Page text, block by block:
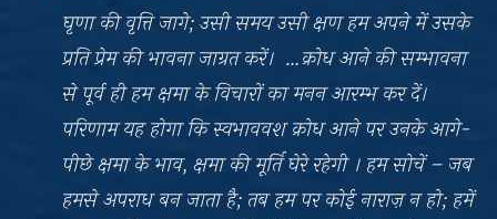
घृणा की वृत्ति जागे; उसी समय उसी क्षण हम अपने में उसके
प्रति प्रेम की भावना जाग्रत करें। …क्रोध आने की सम्भावना
से पूर्व ही हम क्षमा के विचारों का मनन आरम्भ कर दें।
परिणाम यह होगा कि स्वभाववश क्रोध आने पर उनके आगे-
पीछे क्षमा के भाव, क्षमा की मूर्ति घेरे रहेगी । हम सोचें – जब
हमसे अपराध बन जाता है; तब हम पर कोई नाराज़ न हो; हमें